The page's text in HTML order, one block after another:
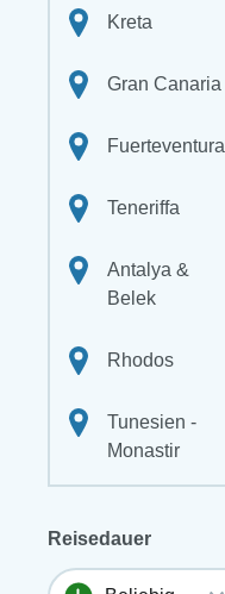
Kreta
Gran Canaria
Fuerteventura
Teneriffa
Antalya &
Belek
Rhodos
Tunesien -
Monastir
Reisedauer